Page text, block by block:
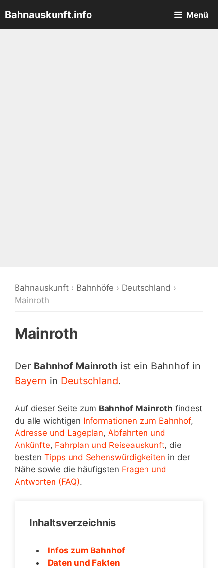
Inhalt
springen
Bahnauskunft.info Menü
Bahnauskunft › Bahnhöfe › Deutschland ›
Mainroth
Mainroth
Der Bahnhof Mainroth ist ein Bahnhof in
Bayern in Deutschland.
Auf dieser Seite zum Bahnhof Mainroth findest
du alle wichtigen Informationen zum Bahnhof,
Adresse und Lageplan, Abfahrten und
Ankünfte, Fahrplan und Reiseauskunft, die
besten Tipps und Sehenswürdigkeiten in der
Nähe sowie die häufigsten Fragen und
Antworten (FAQ).
Inhaltsverzeichnis
Infos zum Bahnhof
Daten und Fakten